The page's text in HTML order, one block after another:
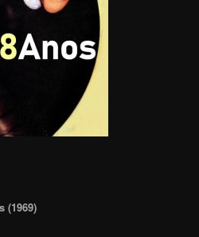
(1969)